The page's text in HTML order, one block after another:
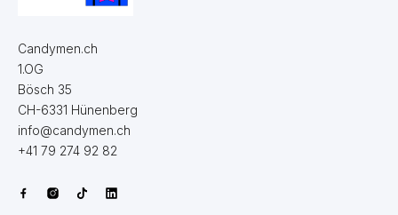
Candymen.ch
1.OG
Bösch 35
CH-6331 Hünenberg
info@candymen.ch
+41 79 274 92 82